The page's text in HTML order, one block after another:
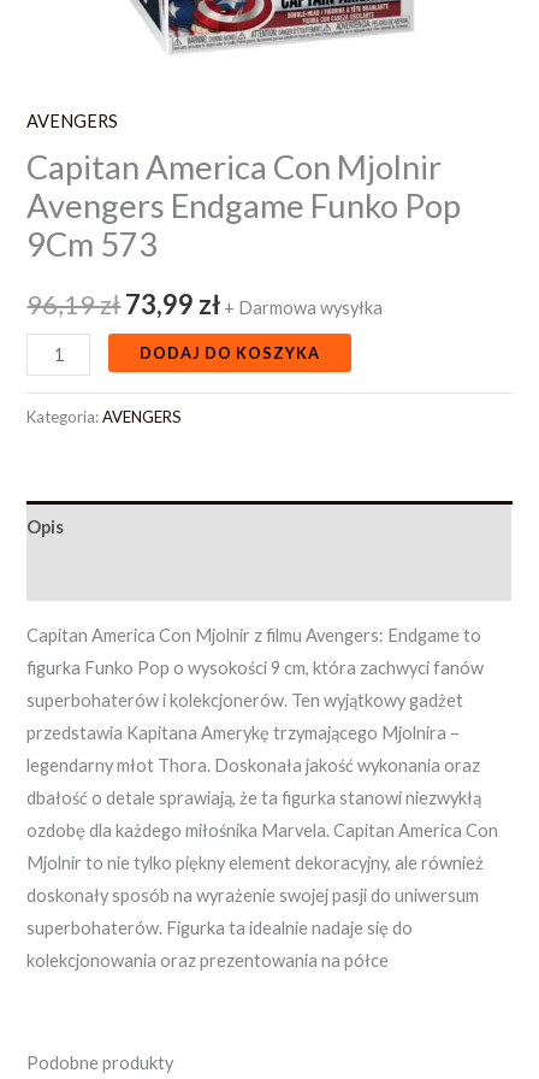
AVENGERS
Capitan America Con Mjolnir
Avengers Endgame Funko Pop
9Cm 573
96,19zł73,99 zł + Darmowa wysyłka
DODAJ DO KOSZYKA
Kategoria:AVENGERS
Opis
Capitan America Con Mjolnir z filmu Avengers: Endgame to
figurka Funko Pop o wysokości 9 cm, która zachwyci fanów
superbohaterów i kolekcjonerów. Ten wyjątkowy gadżet
przedstawia Kapitana Amerykę trzymającego Mjolnira –
legendarny młot Thora. Doskonała jakość wykonania oraz
dbałość o detale sprawiają, że ta figurka stanowi niezwykłą
ozdobę dla każdego miłośnika Marvela. Capitan America Con
Mjolnir to nie tylko piękny element dekoracyjny, ale również
doskonały sposób na wyrażenie swojej pasji do uniwersum
superbohaterów. Figurka ta idealnie nadaje się do
kolekcjonowania oraz prezentowania na półce
Podobne produkty